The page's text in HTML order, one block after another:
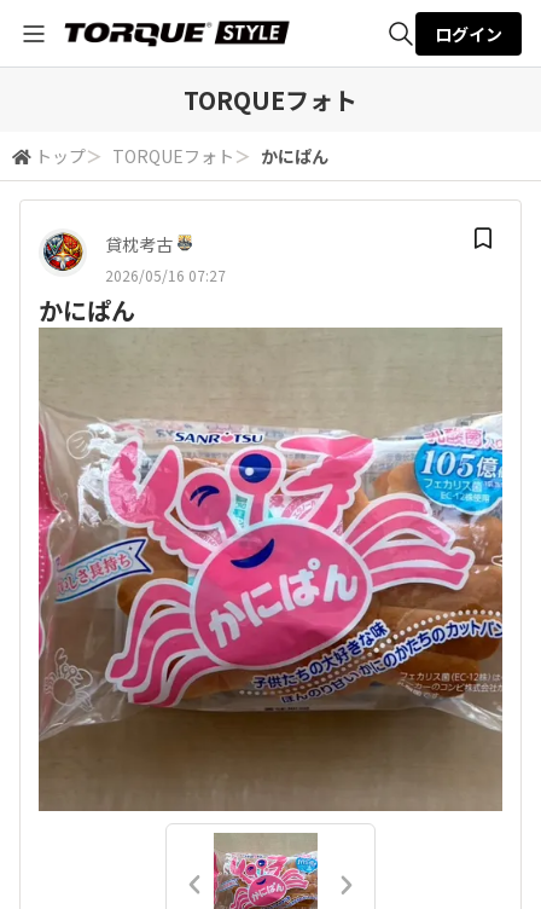
検索
ログイン
TORQUEフォト
トップ＞ TORQUEフォト ＞ かにぱん
貸枕考古
2026/05/16 07:27
かにぱん